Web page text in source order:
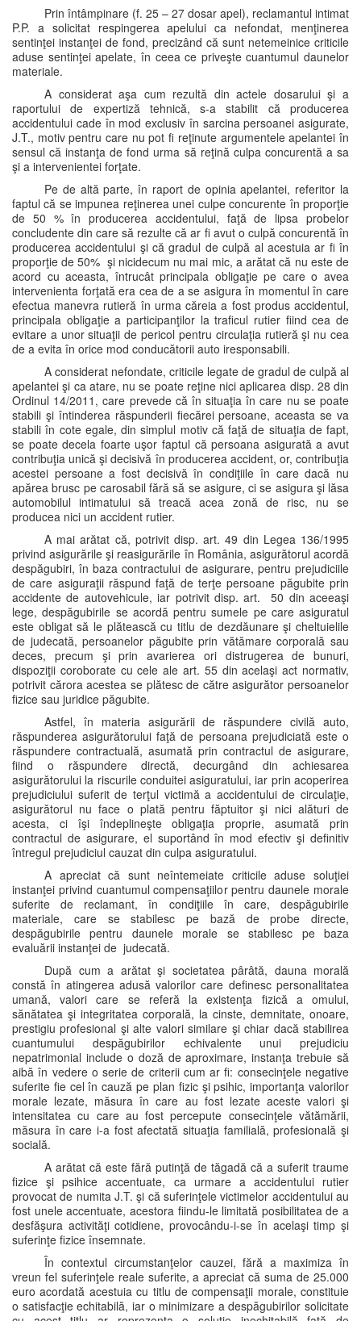
Prin întâmpinare (f. 25 – 27 dosar apel), reclamantul intimat
P.P. a solicitat respingerea apelului ca nefondat, menţinerea
sentinţei instanţei de fond, precizând că sunt netemeinice criticile
aduse sentinţei apelate, în ceea ce priveşte cuantumul daunelor
materiale.
A considerat aşa cum rezultă din actele dosarului şi a
raportului de expertiză tehnică, s-a stabilit că producerea
accidentului cade în mod exclusiv în sarcina persoanei asigurate,
J.T., motiv pentru care nu pot fi reţinute argumentele apelantei în
sensul că instanţa de fond urma să reţină culpa concurentă a sa
şi a intervenientei forţate.
Pe de altă parte, în raport de opinia apelantei, referitor la
faptul că se impunea reţinerea unei culpe concurente în proporţie
de 50 % în producerea accidentului, faţă de lipsa probelor
concludente din care să rezulte că ar fi avut o culpă concurentă în
producerea accidentului şi că gradul de culpă al acestuia ar fi în
proporţie de 50% şi nicidecum nu mai mic, a arătat că nu este de
acord cu aceasta, întrucât principala obligaţie pe care o avea
intervenienta forţată era cea de a se asigura în momentul în care
efectua manevra rutieră în urma căreia a fost produs accidentul,
principala obligaţie a participanţilor la traficul rutier fiind cea de
evitare a unor situaţii de pericol pentru circulaţia rutieră şi nu cea
de a evita în orice mod conducătorii auto iresponsabili.
A considerat nefondate, criticile legate de gradul de culpă al
apelantei şi ca atare, nu se poate reţine nici aplicarea disp. 28 din
Ordinul 14/2011, care prevede că în situaţia în care nu se poate
stabili şi întinderea răspunderii fiecărei persoane, aceasta se va
stabili în cote egale, din simplul motiv că faţă de situaţia de fapt,
se poate decela foarte uşor faptul că persoana asigurată a avut
contribuţia unică şi decisivă în producerea accident, or, contribuţia
acestei persoane a fost decisivă în condiţiile în care dacă nu
apărea brusc pe carosabil fără să se asigure, ci se asigura şi lăsa
automobilul intimatului să treacă acea zonă de risc, nu se
producea nici un accident rutier.
A mai arătat că, potrivit disp. art. 49 din Legea 136/1995
privind asigurările şi reasigurările în România, asigurătorul acordă
despăgubiri, în baza contractului de asigurare, pentru prejudiciile
de care asiguraţii răspund faţă de terţe persoane păgubite prin
accidente de autovehicule, iar potrivit disp. art. 50 din aceeaşi
lege, despăgubirile se acordă pentru sumele pe care asiguratul
este obligat să le plătească cu titlu de dezdăunare şi cheltuielile
de judecată, persoanelor păgubite prin vătămare corporală sau
deces, precum şi prin avarierea ori distrugerea de bunuri,
dispoziţii coroborate cu cele ale art. 55 din acelaşi act normativ,
potrivit cărora acestea se plătesc de către asigurător persoanelor
fizice sau juridice păgubite.
Astfel, în materia asigurării de răspundere civilă auto,
răspunderea asigurătorului faţă de persoana prejudiciată este o
răspundere contractuală, asumată prin contractul de asigurare,
fiind o răspundere directă, decurgând din achiesarea
asigurătorului la riscurile conduitei asiguratului, iar prin acoperirea
prejudiciului suferit de terţul victimă a accidentului de circulaţie,
asigurătorul nu face o plată pentru făptuitor şi nici alături de
acesta, ci îşi îndeplineşte obligaţia proprie, asumată prin
contractul de asigurare, el suportând în mod efectiv şi definitiv
întregul prejudiciul cauzat din culpa asiguratului.
A apreciat că sunt neîntemeiate criticile aduse soluţiei
instanţei privind cuantumul compensaţiilor pentru daunele morale
suferite de reclamant, în condiţiile în care, despăgubirile
materiale, care se stabilesc pe bază de probe directe,
despăgubirile pentru daunele morale se stabilesc pe baza
evaluării instanţei de judecată.
După cum a arătat şi societatea pârâtă, dauna morală
constă în atingerea adusă valorilor care definesc personalitatea
umană, valori care se referă la existenţa fizică a omului,
sănătatea şi integritatea corporală, la cinste, demnitate, onoare,
prestigiu profesional şi alte valori similare şi chiar dacă stabilirea
cuantumului despăgubirilor echivalente unui prejudiciu
nepatrimonial include o doză de aproximare, instanţa trebuie să
aibă în vedere o serie de criterii cum ar fi: consecinţele negative
suferite fie cel în cauză pe plan fizic şi psihic, importanţa valorilor
morale lezate, măsura în care au fost lezate aceste valori şi
intensitatea cu care au fost percepute consecinţele vătămării,
măsura în care i-a fost afectată situaţia familială, profesională şi
socială.
A arătat că este fără putinţă de tăgadă că a suferit traume
fizice şi psihice accentuate, ca urmare a accidentului rutier
provocat de numita J.T. şi că suferinţele victimelor accidentului au
fost unele accentuate, acestora fiindu-le limitată posibilitatea de a
desfăşura activităţi cotidiene, provocându-i-se în acelaşi timp şi
suferinţe fizice însemnate.
În contextul circumstanţelor cauzei, fără a maximiza în
vreun fel suferinţele reale suferite, a apreciat că suma de 25.000
euro acordată acestuia cu titlu de compensaţii morale, constituie
o satisfacţie echitabilă, iar o minimizare a despăgubirilor solicitate